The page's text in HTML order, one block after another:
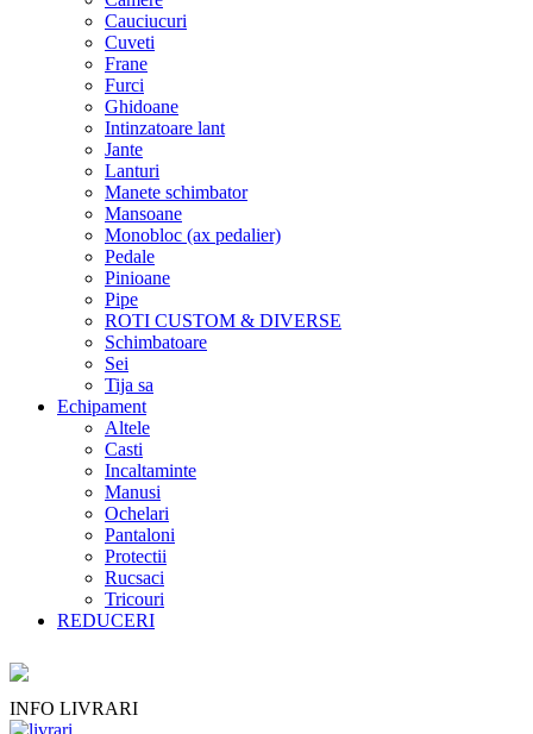
Cauciucuri
Cuveti
Frane
Furci
Ghidoane
Intinzatoare lant
Jante
Lanturi
Manete schimbator
Mansoane
Monobloc (ax pedalier)
Pedale
Pinioane
Pipe
ROTI CUSTOM & DIVERSE
Schimbatoare
Sei
Tija sa
Echipament
Altele
Casti
Incaltaminte
Manusi
Ochelari
Pantaloni
Protectii
Rucsaci
Tricouri
REDUCERI
INFO LIVRARI